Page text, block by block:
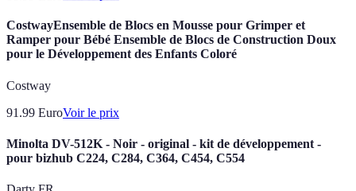
CostwayEnsemble de Blocs en Mousse pour Grimper et
Ramper pour Bébé Ensemble de Blocs de Construction Doux
pour le Développement des Enfants Coloré
Costway
91.99 EuroVoir le prix
Minolta DV-512K - Noir - original - kit de développement -
pour bizhub C224, C284, C364, C454, C554